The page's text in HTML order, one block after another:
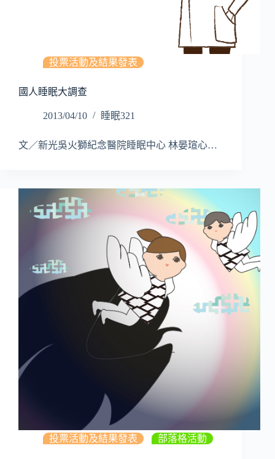
投票活動及結果發表
國人睡眠大調查
2013/04/10 睡眠321
文／新光吳火獅紀念醫院睡眠中心 林晏瑄心…
投票活動及結果發表 部落格活動